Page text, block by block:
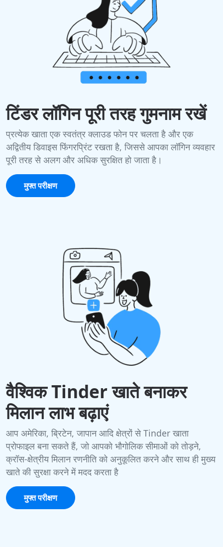
टिंडर लॉगिन पूरी तरह गुमनाम रखें
प्रत्येक खाता एक स्वतंत्र क्लाउड फोन पर चलता है और एक
अद्वितीय डिवाइस फिंगरप्रिंट रखता है, जिससे आपका लॉगिन व्यवहार
पूरी तरह से अलग और अधिक सुरक्षित हो जाता है।
मुफ्त परीक्षण
वैश्विक Tinder खाते बनाकर
मिलान लाभ बढ़ाएं
आप अमेरिका, ब्रिटेन, जापान आदि क्षेत्रों से Tinder खाता
प्रोफाइल बना सकते हैं, जो आपको भौगोलिक सीमाओं को तोड़ने,
क्रॉस-क्षेत्रीय मिलान रणनीति को अनुकूलित करने और साथ ही मुख्य
खाते की सुरक्षा करने में मदद करता है
मुफ्त परीक्षण